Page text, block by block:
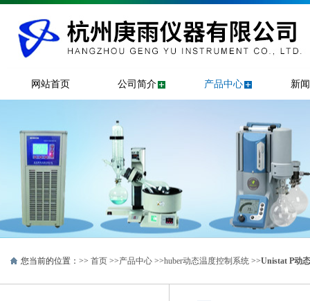
网站首页 公司简介 产品中心 新
您当前的位置：>> 首页 >>产品中心 >>huber动态温度控制系统 >>Unistat P动